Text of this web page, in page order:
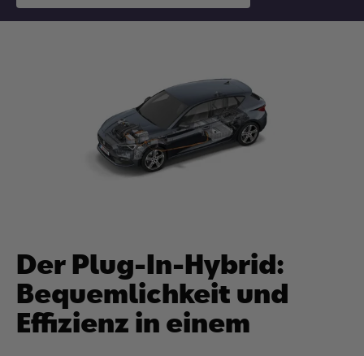
Der Plug-In-Hybrid:
Bequemlichkeit und
Effizienz in einem